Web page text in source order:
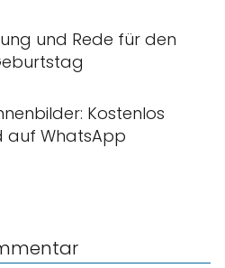
und Rede für den
Kostenlos
auf WhatsApp